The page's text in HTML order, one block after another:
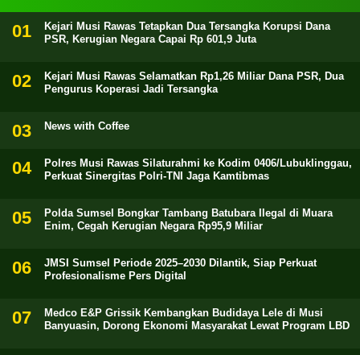
Kejari Musi Rawas Tetapkan Dua Tersangka Korupsi Dana
PSR, Kerugian Negara Capai Rp 601,9 Juta
Kejari Musi Rawas Selamatkan Rp1,26 Miliar Dana PSR, Dua
Pengurus Koperasi Jadi Tersangka
News with Coffee
Polres Musi Rawas Silaturahmi ke Kodim 0406/Lubuklinggau,
Perkuat Sinergitas Polri-TNI Jaga Kamtibmas
Polda Sumsel Bongkar Tambang Batubara Ilegal di Muara
Enim, Cegah Kerugian Negara Rp95,9 Miliar
JMSI Sumsel Periode 2025–2030 Dilantik, Siap Perkuat
Profesionalisme Pers Digital
Medco E&P Grissik Kembangkan Budidaya Lele di Musi
Banyuasin, Dorong Ekonomi Masyarakat Lewat Program LBD